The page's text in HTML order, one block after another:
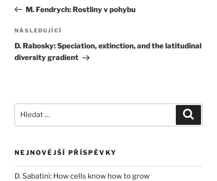
příspěvek
příspěvek
M. Fendrych: Rostliny v pohybu
Následující
příspěvek
NÁSLEDUJÍCÍ
D. Rabosky: Speciation, extinction, and the latitudinal
diversity gradient
NEJNOVĚJŠÍ PŘÍSPĚVKY
D. Sabatini: How cells know how to grow